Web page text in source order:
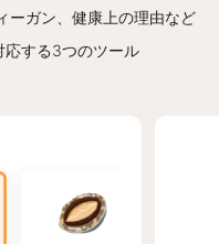
ーガン、健康上の理由など
する3つのツール